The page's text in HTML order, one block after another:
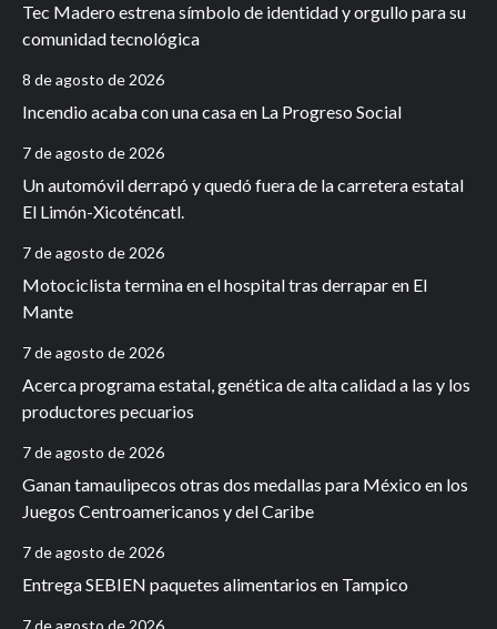
Tec Madero estrena símbolo de identidad y orgullo para su
comunidad tecnológica
8 de agosto de 2026
Incendio acaba con una casa en La Progreso Social
7 de agosto de 2026
Un automóvil derrapó y quedó fuera de la carretera estatal
El Limón-Xicoténcatl.
7 de agosto de 2026
Motociclista termina en el hospital tras derrapar en El
Mante
7 de agosto de 2026
Acerca programa estatal, genética de alta calidad a las y los
productores pecuarios
7 de agosto de 2026
Ganan tamaulipecos otras dos medallas para México en los
Juegos Centroamericanos y del Caribe
7 de agosto de 2026
Entrega SEBIEN paquetes alimentarios en Tampico